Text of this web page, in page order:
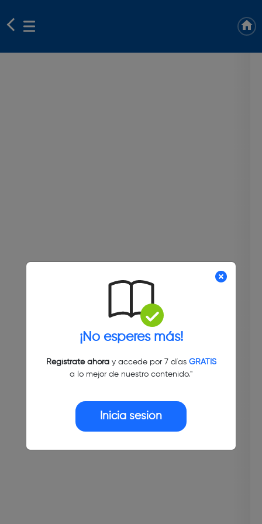
¡No esperes más!
Regístrate ahoray accede por 7 días GRATIS
a lo mejor de nuestro contenido."
Inicia sesión